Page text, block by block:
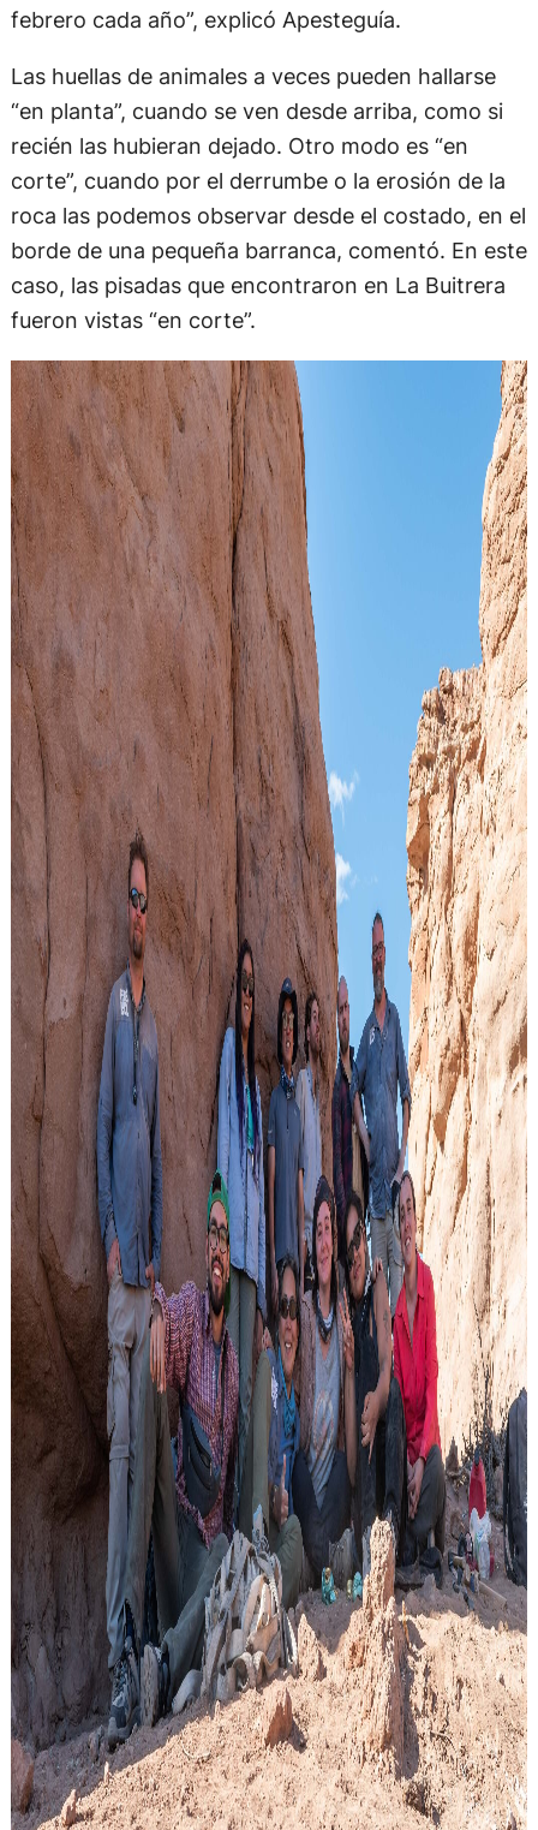
febrero cada año”, explicó Apesteguía.
Las huellas de animales a veces pueden hallarse
“en planta”, cuando se ven desde arriba, como si
recién las hubieran dejado. Otro modo es “en
corte”, cuando por el derrumbe o la erosión de la
roca las podemos observar desde el costado, en el
borde de una pequeña barranca, comentó. En este
caso, las pisadas que encontraron en La Buitrera
fueron vistas “en corte”.